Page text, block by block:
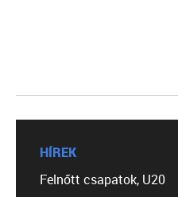
HÍREK
Felnőtt csapatok, U20